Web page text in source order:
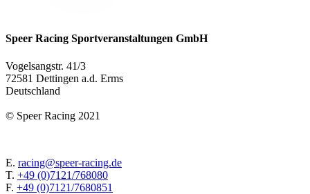
Speer Racing Sportveranstaltungen GmbH
Vogelsangstr. 41/3
72581 Dettingen a.d. Erms
Deutschland
© Speer Racing 2021
E. racing@speer-racing.de
T. +49 (0)7121/768080
F. +49 (0)7121/7680851